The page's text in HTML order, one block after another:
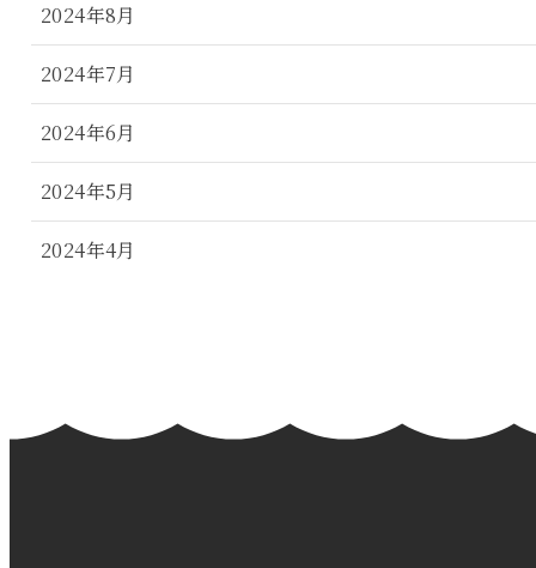
2024年8月
2024年7月
2024年6月
2024年5月
2024年4月
2024年1月